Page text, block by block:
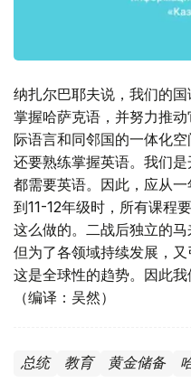
纳扎尔巴耶夫说，我们的
掌握哈萨克语，并努力推
际语言和同邻国的一体化
还要熟练掌握英语。我们
都需要英语。因此，应从
到11-12年级时，所有课程
这么做的。二战后独立的
但为了各领域持续发展，又
这是全球性的趋势。因此我
（编译：吴然）
总统 教育 黄金储备